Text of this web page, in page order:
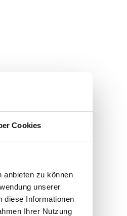
Cookies
anbieten zu können
unserer
diese Informationen
Ihrer Nutzung